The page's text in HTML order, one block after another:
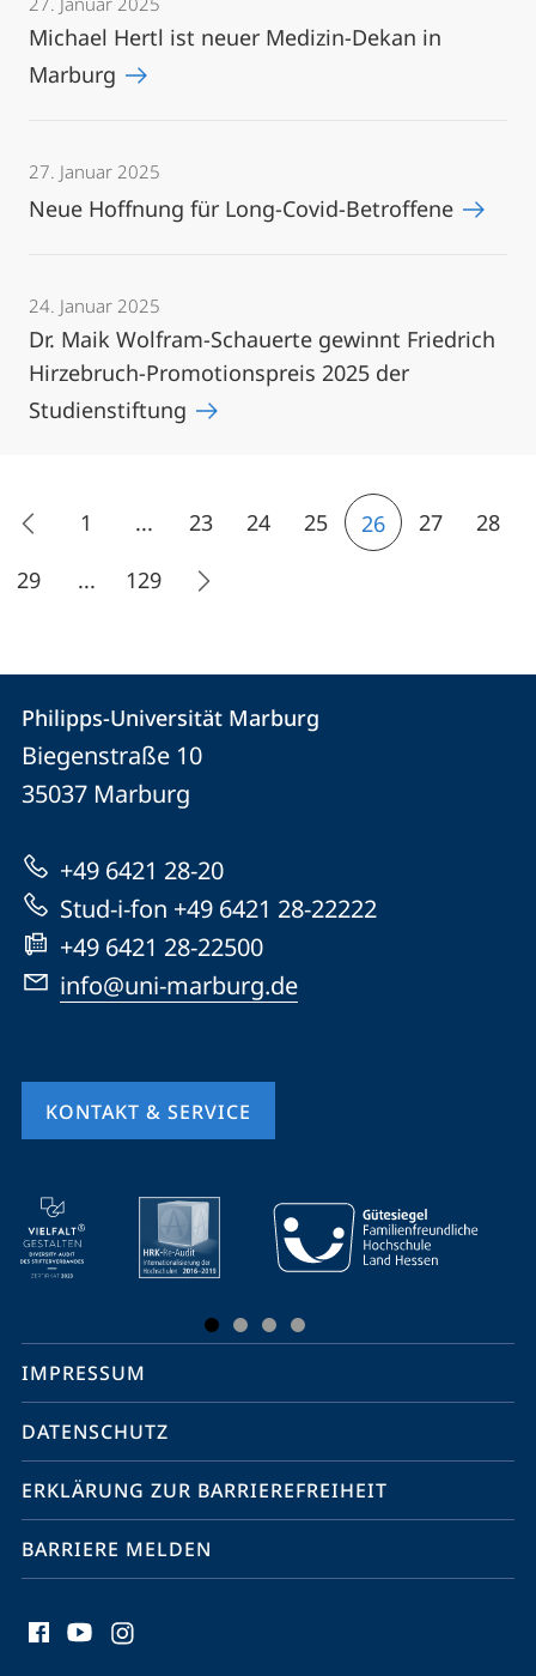
Michael Hertl ist neuer Medizin-Dekan in
Marburg
27. Januar 2025
Neue Hoffnung für Long-Covid-Betroffene
24. Januar 2025
Dr. Maik Wolfram-Schauerte gewinnt Friedrich
Hirzebruch-Promotionspreis 2025 der
Studienstiftung
1 ... 23 24 25 26 27
28
29
... 129
Kontakt
und
Informationen
zur
Website
Kontaktinformationen
Philipps-
Universität
Marburg
Philipps-Universität Marburg
Biegenstraße 10
35037 Marburg
+49 6421 28-20
Stud-i-fon +49 6421 28-22222
+49 6421 28-22500
info@uni-marburg.de
KONTAKT & SERVICE
Mobile-
Service-
Navigation
Social
Media
Kontakte
IMPRESSUM
DATENSCHUTZ
ERKLÄRUNG ZUR BARRIEREFREIHEIT
BARRIERE MELDEN